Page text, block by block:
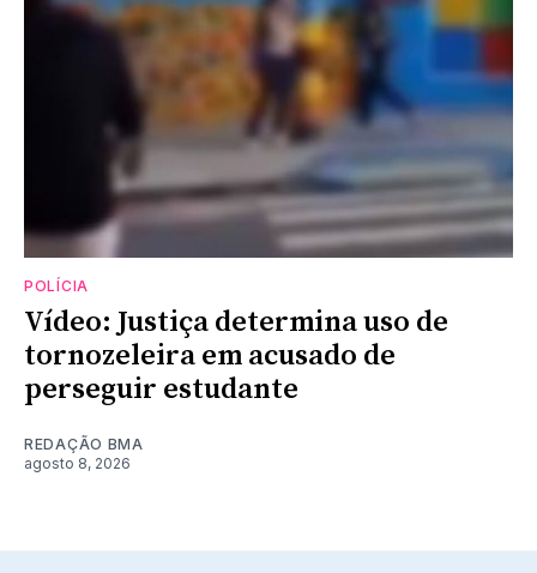
POLÍCIA
Vídeo: Justiça determina uso de
tornozeleira em acusado de
perseguir estudante
REDAÇÃO BMA
agosto 8, 2026